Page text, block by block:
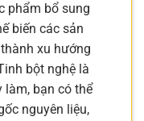
phẩm bổ sung
biến các sản
xu hướng
bột nghệ là
làm, bạn có thể
nguyên liệu,